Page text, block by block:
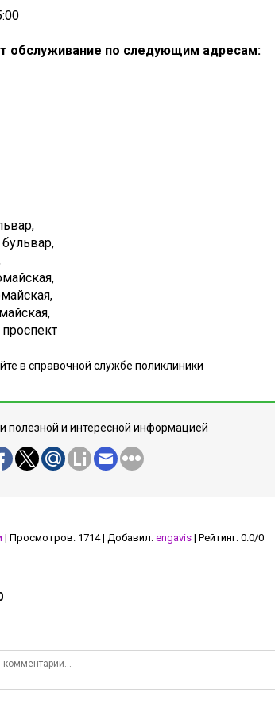
обслуживание по следующим адресам:
в справочной службе поликлиники
полезной и интересной информацией
| Просмотров: 1714| Добавил: engavis | Рейтинг: 0.0/0